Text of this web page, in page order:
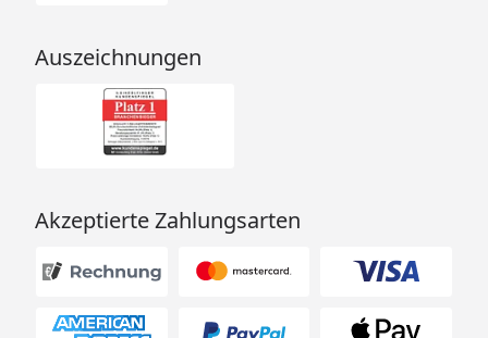
Auszeichnungen
Akzeptierte Zahlungsarten